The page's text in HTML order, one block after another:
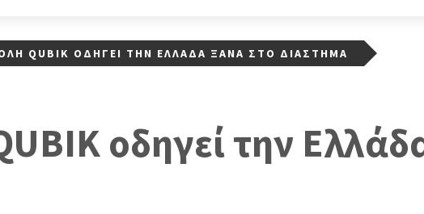
QUBIK ΟΔΗΓΕΊ ΤΗΝ ΕΛΛΆΔΑ ΞΑΝΆ ΣΤΟ ΔΙΆΣΤΗΜΑ
οδηγεί την